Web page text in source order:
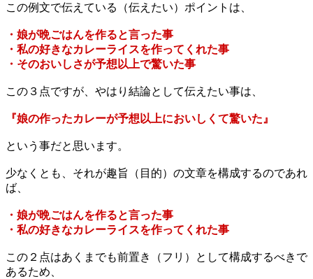
この例文で伝えている（伝えたい）ポイントは、
・娘が晩ごはんを作ると言った事
・私の好きなカレーライスを作ってくれた事
・そのおいしさが予想以上で驚いた事
この３点ですが、やはり結論として伝えたい事は、
『娘の作ったカレーが予想以上においしくて驚いた』
という事だと思います。
少なくとも、それが趣旨（目的）の文章を構成するのであれ
ば、
・娘が晩ごはんを作ると言った事
・私の好きなカレーライスを作ってくれた事
この２点はあくまでも前置き（フリ）として構成するべきで
あるため、